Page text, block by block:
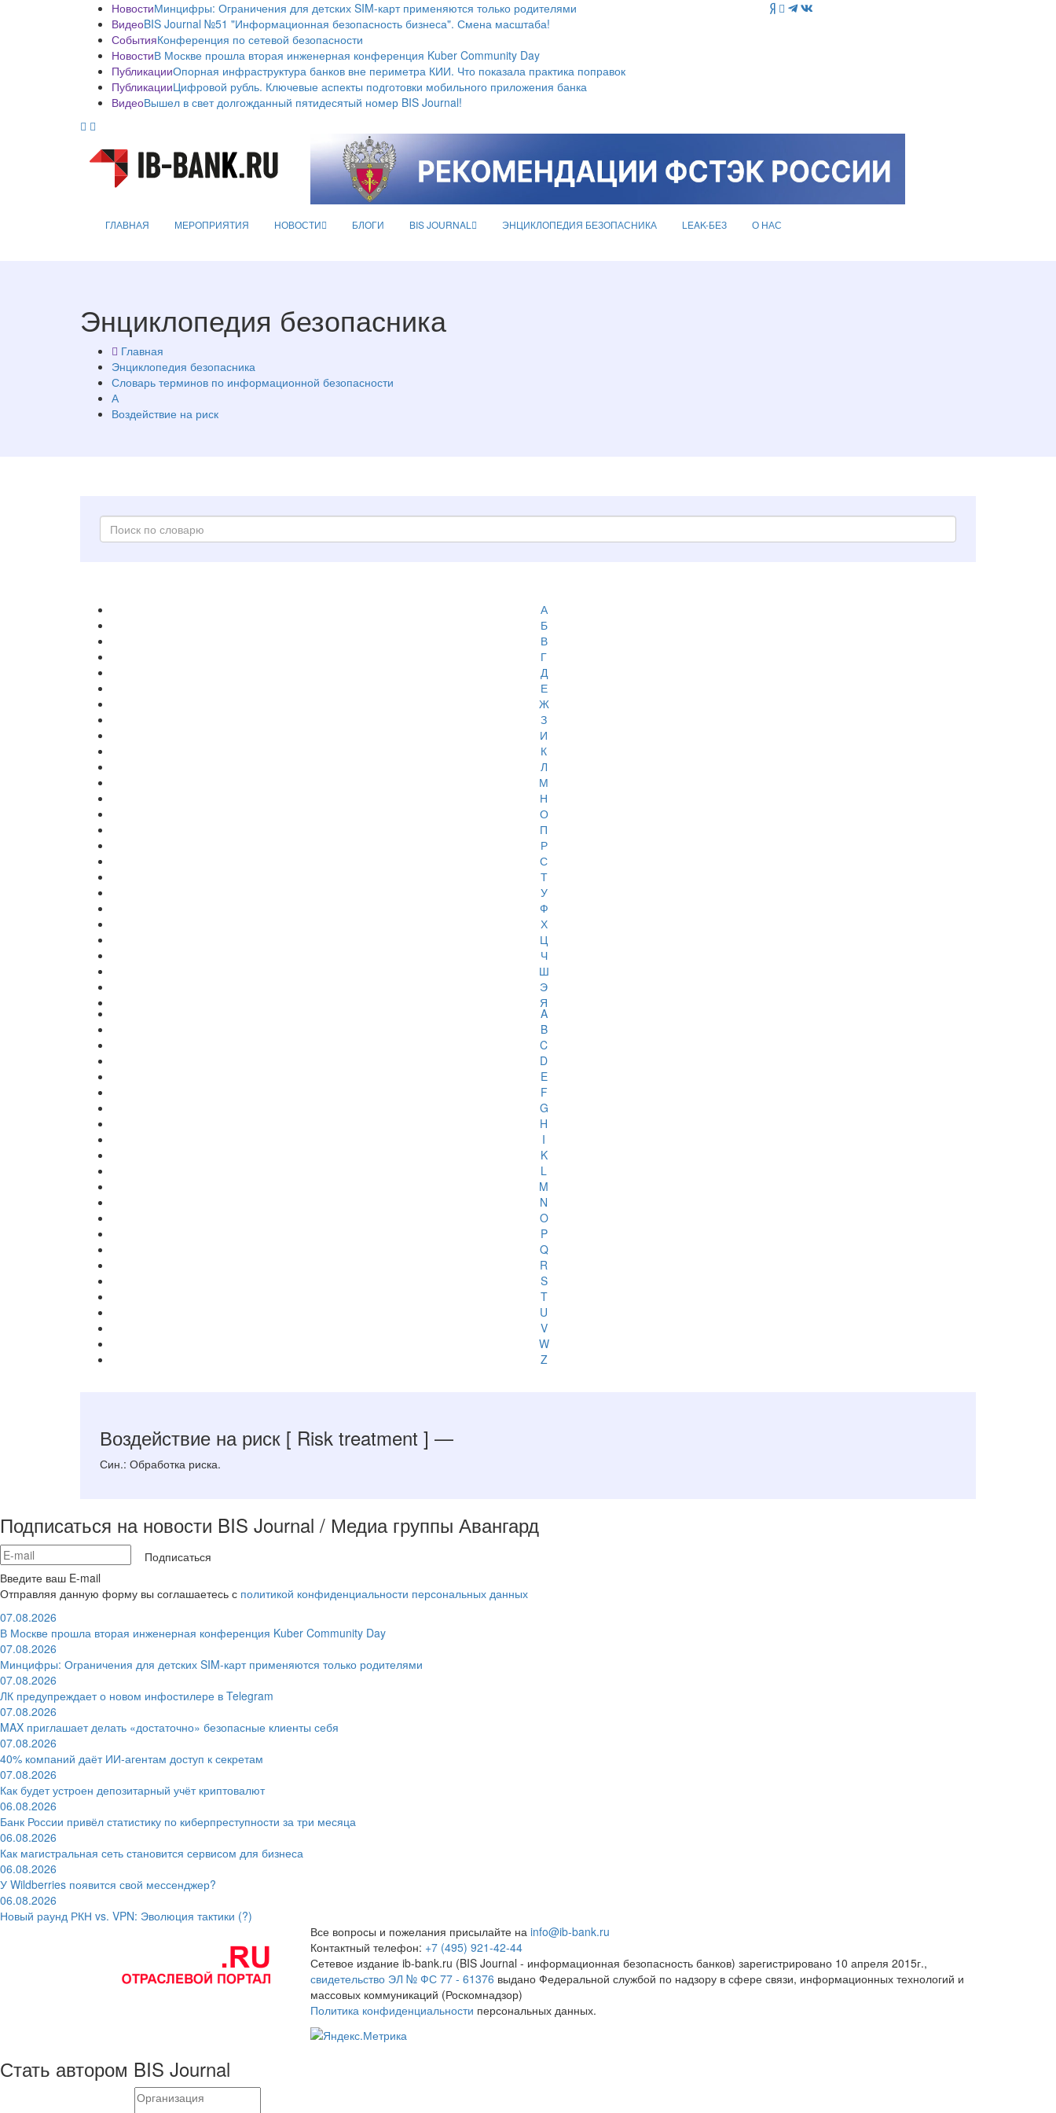
НовостиМинцифры: Ограничения для детских SIM-карт применяются только родителями
ВидеоBIS Journal №51 "Информационная безопасность бизнеса". Смена масштаба!
СобытияКонференция по сетевой безопасности
НовостиВ Москве прошла вторая инженерная конференция Kuber Community Day
ПубликацииОпорная инфраструктура банков вне периметра КИИ. Что показала практика поправок
ПубликацииЦифровой рубль. Ключевые аспекты подготовки мобильного приложения банка
ВидеоВышел в свет долгожданный пятидесятый номер BIS Journal!
ГЛАВНАЯ МЕРОПРИЯТИЯ НОВОСТИ БЛОГИ BIS JOURNAL ЭНЦИКЛОПЕДИЯ БЕЗОПАСНИКА LEAK-БЕЗ О НАС
Энциклопедия безопасника
Главная
Энциклопедия безопасника
Словарь терминов по информационной безопасности
А
Воздействие на риск
А
Б
В
Г
Д
Е
Ж
З
И
К
Л
М
Н
О
П
Р
С
Т
У
Ф
Х
Ц
Ч
Ш
Э
Я
A
B
C
D
E
F
G
H
I
K
L
M
N
O
P
Q
R
S
T
U
V
W
Z
Воздействие на риск [ Risk treatment ] —
Син.: Обработка риска.
Подписаться на новости BIS Journal / Медиа группы Авангард
Подписаться
Введите ваш E-mail
Отправляя данную форму вы соглашаетесь с политикой конфиденциальности персональных данных
07.08.2026
В Москве прошла вторая инженерная конференция Kuber Community Day
07.08.2026
Минцифры: Ограничения для детских SIM-карт применяются только родителями
07.08.2026
ЛК предупреждает о новом инфостилере в Telegram
07.08.2026
MAX приглашает делать «достаточно» безопасные клиенты себя
07.08.2026
40% компаний даёт ИИ‑агентам доступ к секретам
07.08.2026
Как будет устроен депозитарный учёт криптовалют
06.08.2026
Банк России привёл статистику по киберпреступности за три месяца
06.08.2026
Как магистральная сеть становится сервисом для бизнеса
06.08.2026
У Wildberries появится свой мессенджер?
06.08.2026
Новый раунд РКН vs. VPN: Эволюция тактики (?)
Все вопросы и пожелания присылайте на info@ib-bank.ru
Контактный телефон: +7 (495) 921-42-44
Сетевое издание ib-bank.ru (BIS Journal - информационная безопасность банков) зарегистрировано 10 апреля 2015г.,
свидетельство ЭЛ № ФС 77 - 61376 выдано Федеральной службой по надзору в сфере связи, информационных технологий и
массовых коммуникаций (Роскомнадзор)
Политика конфиденциальности персональных данных.
Стать автором BIS Journal